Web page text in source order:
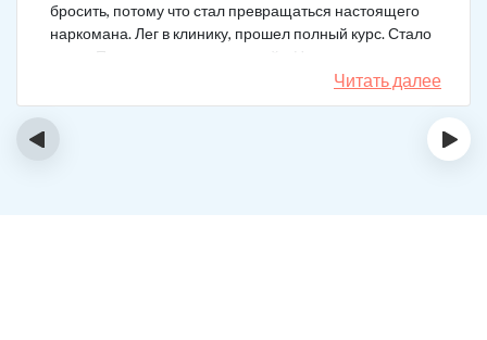
бросить, потому что стал превращаться настоящего
наркомана. Лег в клинику, прошел полный курс. Стало
легче. Перестало тянуть на спайс. Начал жить заново.
Читать далее
‹ ›